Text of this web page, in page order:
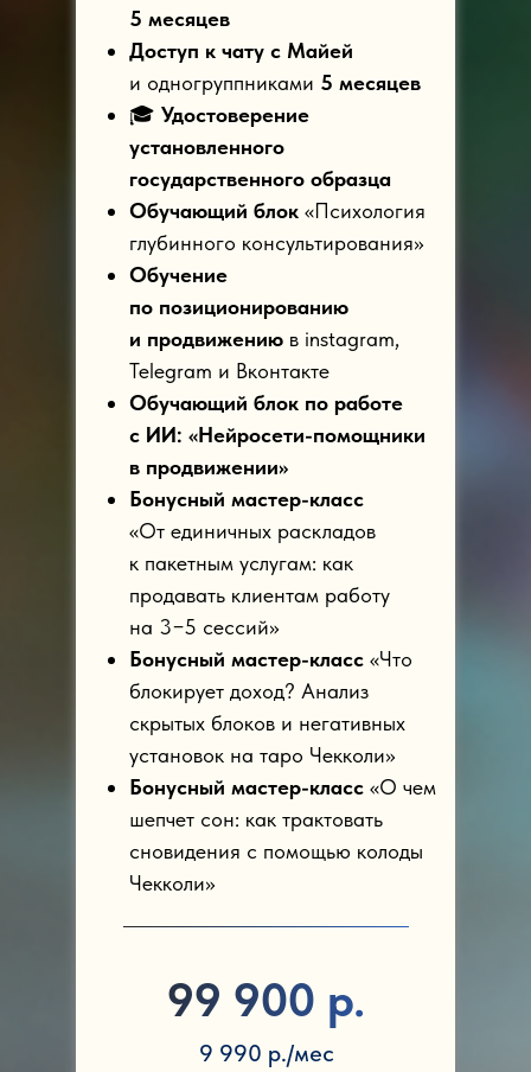
5 месяцев
Доступ к чату с Майей
и одногруппниками 5 месяцев
🎓 Удостоверение
установленного
государственного образца
Обучающий блок «Психология
глубинного консультирования»
Обучение
по позиционированию
и продвижению в instagram,
Telegram и Вконтакте
Обучающий блок по работе
с ИИ: «Нейросети-помощники
в продвижении»
Бонусный мастер-класс
«От единичных раскладов
к пакетным услугам: как
продавать клиентам работу
на 3−5 сессий»
Бонусный мастер-класс «Что
блокирует доход? Анализ
скрытых блоков и негативных
установок на таро Чекколи»
Бонусный мастер-класс «О чем
шепчет сон: как трактовать
сновидения с помощью колоды
Чекколи»
99 900 р.
9 990 р./мес